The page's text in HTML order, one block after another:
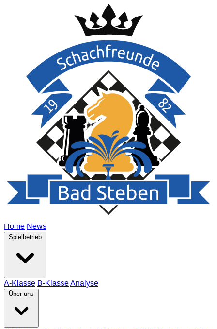
Home News
Spielbetrieb
A-Klasse B-KlasseAnalyse
Über uns